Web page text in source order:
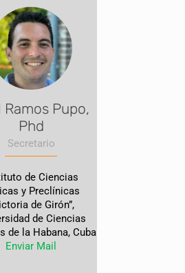
Ramos Pupo,
Phd
Secretario
de Ciencias
y Preclínicas
de Girón”,
de Ciencias
de la Habana, Cuba
Enviar Mail